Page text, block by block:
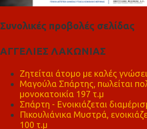
Συνολικές προβολές σελίδας
ΑΓΓΕΛΙΕΣ ΛΑΚΩΝΙΑΣ
Ζητείται άτομο με καλές
Μαγούλα Σπάρτης, πωλείται
μονοκατοικία 197 τ.μ
Σπάρτη - Ενοικιάζεται
Πικουλιάνικα Μυστρά,
100 τ.μ